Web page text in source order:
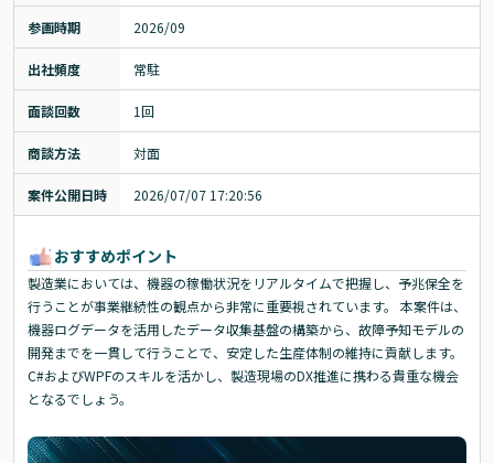
参画時期 2026/09
出社頻度 常駐
面談回数 1回
商談方法 対面
案件公開日時 2026/07/07 17:20:56
おすすめポイント
製造業においては、機器の稼働状況をリアルタイムで把握し、予兆保全を
行うことが事業継続性の観点から非常に重要視されています。 本案件は、
機器ログデータを活用したデータ収集基盤の構築から、故障予知モデルの
開発までを一貫して行うことで、安定した生産体制の維持に貢献します。
C#およびWPFのスキルを活かし、製造現場のDX推進に携わる貴重な機会
となるでしょう。